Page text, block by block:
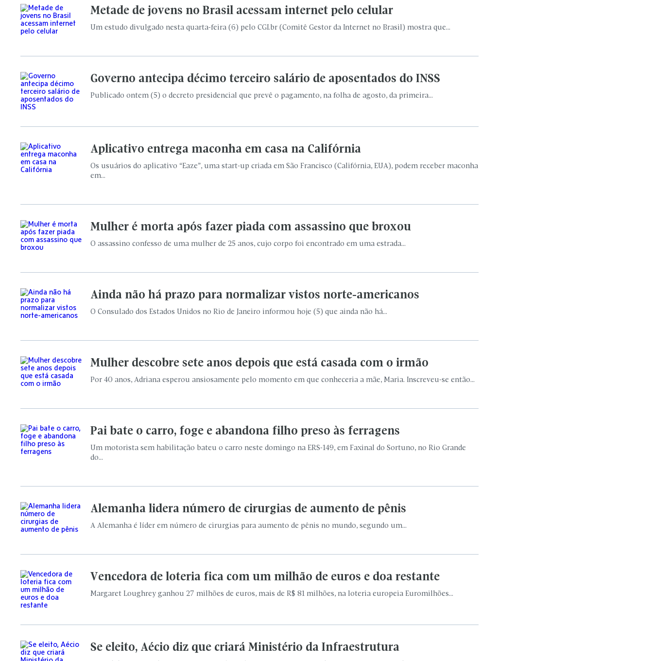
Metade de jovens no Brasil acessam internet pelo celular
Um estudo divulgado nesta quarta-feira (6) pelo CGI.br (Comitê Gestor da Internet no Brasil) mostra que...
Governo antecipa décimo terceiro salário de aposentados do INSS
Publicado ontem (5) o decreto presidencial que prevê o pagamento, na folha de agosto, da primeira...
Aplicativo entrega maconha em casa na Califórnia
Os usuários do aplicativo “Eaze”, uma start-up criada em São Francisco (Califórnia, EUA), podem receber maconha
em...
Mulher é morta após fazer piada com assassino que broxou
O assassino confesso de uma mulher de 25 anos, cujo corpo foi encontrado em uma estrada...
Ainda não há prazo para normalizar vistos norte-americanos
O Consulado dos Estados Unidos no Rio de Janeiro informou hoje (5) que ainda não há...
Mulher descobre sete anos depois que está casada com o irmão
Por 40 anos, Adriana esperou ansiosamente pelo momento em que conheceria a mãe, Maria. Inscreveu-se então...
Pai bate o carro, foge e abandona filho preso às ferragens
Um motorista sem habilitação bateu o carro neste domingo na ERS-149, em Faxinal do Sortuno, no Rio Grande
do...
Alemanha lidera número de cirurgias de aumento de pênis
A Alemanha é líder em número de cirurgias para aumento de pênis no mundo, segundo um...
Vencedora de loteria fica com um milhão de euros e doa restante
Margaret Loughrey ganhou 27 milhões de euros, mais de R$ 81 milhões, na loteria europeia Euromilhões...
Se eleito, Aécio diz que criará Ministério da Infraestrutura